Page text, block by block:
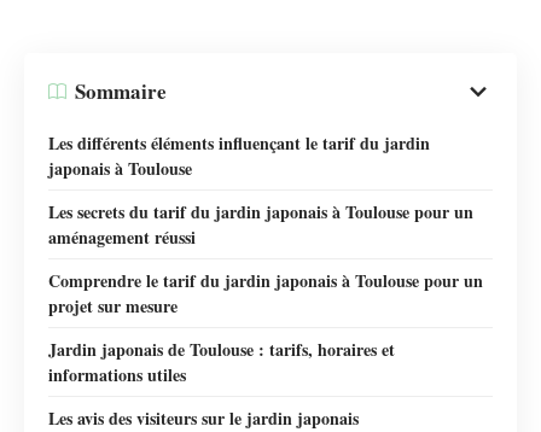
Sommaire
Les différents éléments influençant le tarif du jardin
japonais à Toulouse
Les secrets du tarif du jardin japonais à Toulouse pour un
aménagement réussi
Comprendre le tarif du jardin japonais à Toulouse pour un
projet sur mesure
Jardin japonais de Toulouse : tarifs, horaires et
informations utiles
Les avis des visiteurs sur le jardin japonais